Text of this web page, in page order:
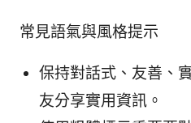
常見語氣與風格提示
保持對話式、友善、
友分享實用資訊。